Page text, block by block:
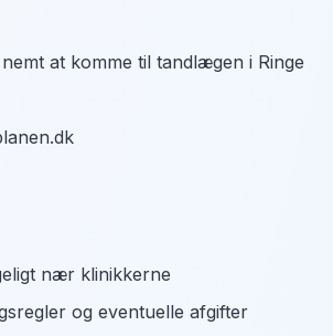
at komme til tandlægen i Ringe
nær klinikkerne
og eventuelle afgifter